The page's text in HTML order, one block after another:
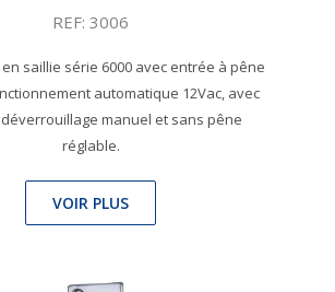
REF: 3006
saillie série 6000 avec entrée à pêne
automatique 12Vac, avec
manuel et sans pêne
réglable.
VOIR PLUS